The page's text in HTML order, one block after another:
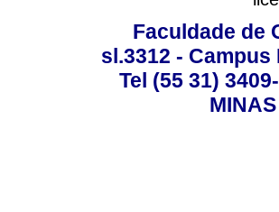
Faculdade de
sl.3312 -
Tel (55 31)